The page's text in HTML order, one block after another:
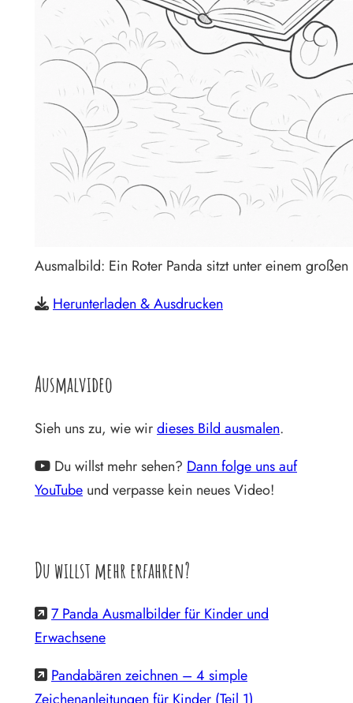
Ausmalbild: Ein Roter Panda sitzt unter einem
Herunterladen & Ausdrucken
Ausmalvideo
Sieh uns zu, wie wirdieses Bild ausmalen.
Du willst mehr sehen? Dann folge uns auf
YouTube und verpasse kein neues Video!
Du willst mehr erfahren?
7 Panda Ausmalbilder für Kinder und
Erwachsene
Pandabären zeichnen – 4 simple